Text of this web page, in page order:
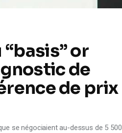
or
de
de prix
se négociaient au-dessus de 5 500